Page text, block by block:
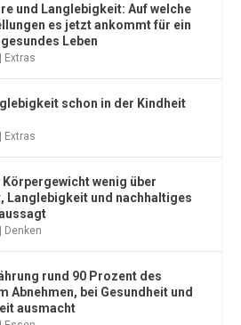
und Langlebigkeit: Auf welche
es jetzt ankommt für ein
Leben
| Extras
schon in der Kindheit
| Extras
Körpergewicht wenig über
Langlebigkeit und nachhaltiges
| Denken
rund 90 Prozent des
Abnehmen, bei Gesundheit und
ausmacht